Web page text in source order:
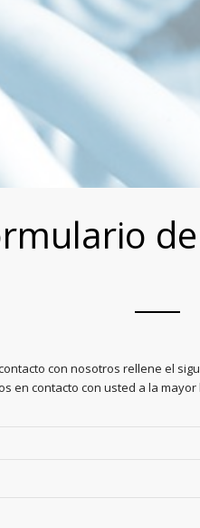
con nosotros rellene el
en contacto con usted a la